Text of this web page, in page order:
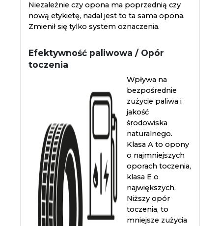
Niezależnie czy opona ma poprzednią czy
nową etykietę, nadal jest to ta sama opona.
Zmienił się tylko system oznaczenia.
Efektywność paliwowa / Opór
toczenia
Wpływa na
bezpośrednie
zużycie paliwa i
jakość
środowiska
naturalnego.
Klasa A to opony
o najmniejszych
oporach toczenia,
klasa E o
największych.
Niższy opór
toczenia, to
mniejsze zużycia